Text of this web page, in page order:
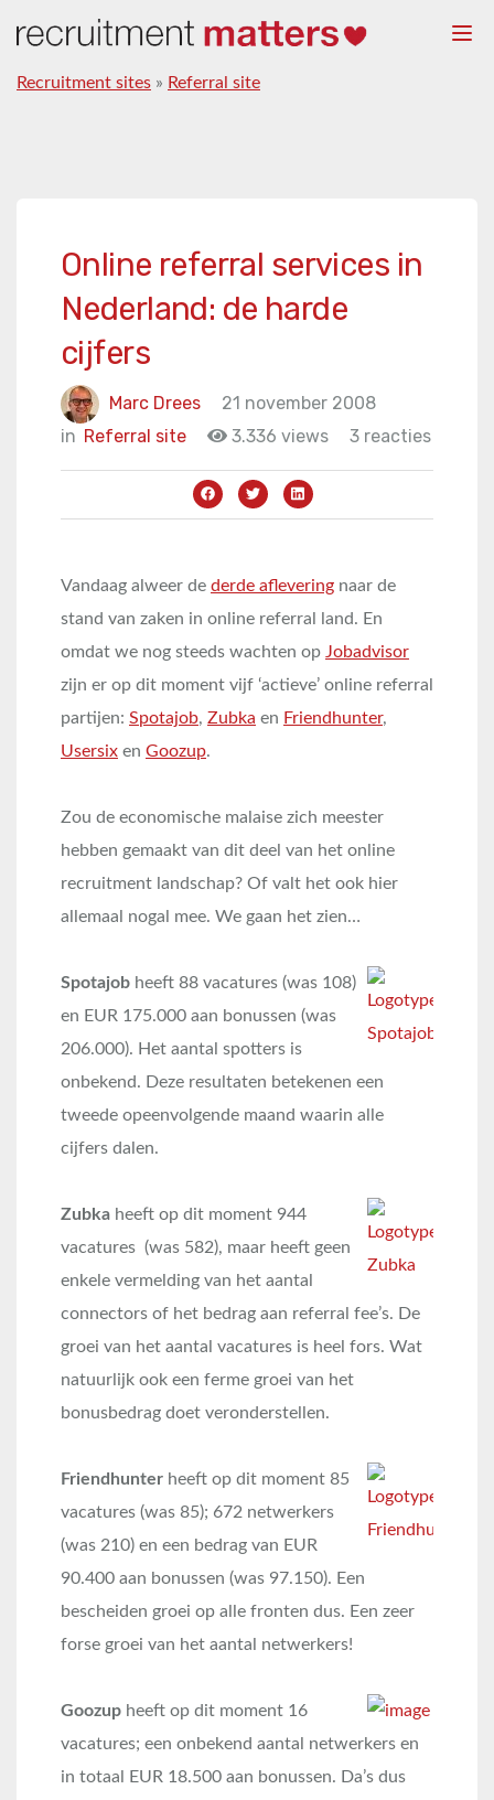
Recruitment sites » Referral site
Online referral services in
Nederland: de harde
cijfers
Marc Drees
21 november 2008
in Referral site 3.336 views 3 reacties
Vandaag alweer de derde aflevering naar de
stand van zaken in online referral land. En
omdat we nog steeds wachten op Jobadvisor
zijn er op dit moment vijf ‘actieve’ online referral
partijen: Spotajob, Zubka en Friendhunter,
Usersix en Goozup.
Zou de economische malaise zich meester
hebben gemaakt van dit deel van het online
recruitment landschap? Of valt het ook hier
allemaal nogal mee. We gaan het zien…
Spotajob heeft 88 vacatures (was 108)
en EUR 175.000 aan bonussen (was
206.000). Het aantal spotters is
onbekend. Deze resultaten betekenen een
tweede opeenvolgende maand waarin alle
cijfers dalen.
Zubka heeft op dit moment 944
vacatures (was 582), maar heeft geen
enkele vermelding van het aantal
connectors of het bedrag aan referral fee’s. De
groei van het aantal vacatures is heel fors. Wat
natuurlijk ook een ferme groei van het
bonusbedrag doet veronderstellen.
Friendhunter heeft op dit moment 85
vacatures (was 85); 672 netwerkers
(was 210) en een bedrag van EUR
90.400 aan bonussen (was 97.150). Een
bescheiden groei op alle fronten dus. Een zeer
forse groei van het aantal netwerkers!
Goozup heeft op dit moment 16
vacatures; een onbekend aantal netwerkers en
in totaal EUR 18.500 aan bonussen. Da’s dus